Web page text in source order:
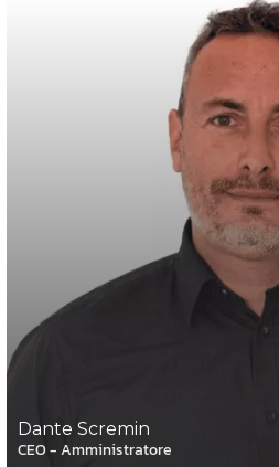
Dante Scremin
CEO - Amministratore